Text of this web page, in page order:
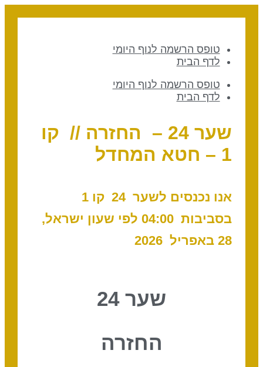
טופס הרשמה לנוף היומי
לדף הבית
טופס הרשמה לנוף היומי
לדף הבית
שער 24 – החזרה // קו
1 – חטא המחדל
אנו נכנסים לשער 24 ק
ו 1
בסביבות 04:00 לפי שעון ישראל,
28 באפריל 2026
שער 24
החזרה